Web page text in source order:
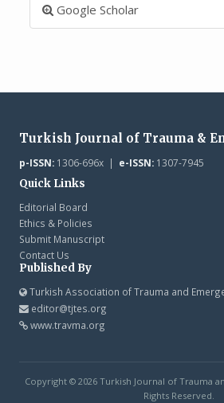
Google Scholar
Turkish Journal of Trauma &
p-ISSN:1306-696x | e-ISSN:1307-7945
Quick Links
Editorial Board
Ethics & Policies
Submit Manuscript
Contact Us
Published By
Turkish Association of Trauma and
editor@tjtes.org
www.travma.org
Copyright © 2026 Turkish Journal of Trauma
Rights Reserved.